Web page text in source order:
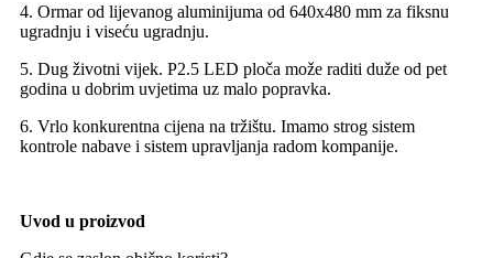
4. Ormar od lijevanog aluminijuma od 640x480 mm za fiksnu
ugradnju i viseću ugradnju.
5. Dug životni vijek. P2.5 LED ploča može raditi duže od pet
godina u dobrim uvjetima uz malo popravka.
6. Vrlo konkurentna cijena na tržištu. Imamo strog sistem
kontrole nabave i sistem upravljanja radom kompanije.
Uvod u proizvod